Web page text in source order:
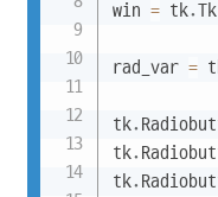
win = tk.Tk
rad_var =
tk.
tk.
tk.